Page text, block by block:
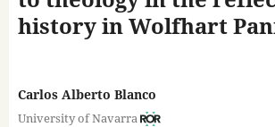
history in Wolfhart
Carlos Alberto Blanco
University of Navarra